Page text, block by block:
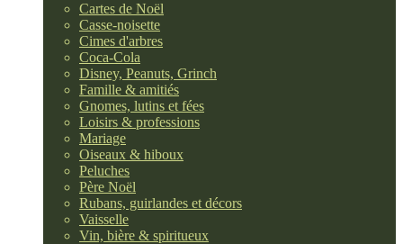
Cartes de Noël
Casse-noisette
Cimes d'arbres
Coca-Cola
Disney, Peanuts, Grinch
Famille & amitiés
Gnomes, lutins et fées
Loisirs & professions
Mariage
Oiseaux & hiboux
Peluches
Père Noël
Rubans, guirlandes et décors
Vaisselle
Vin, bière & spiritueux